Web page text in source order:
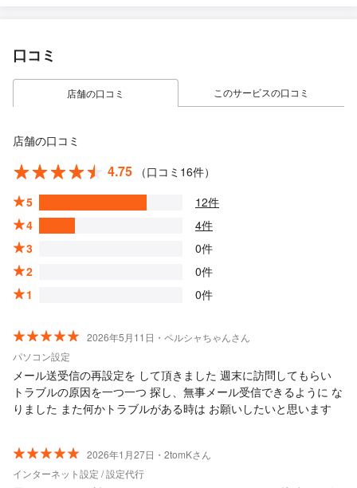
口コミ
店舗の口コミ このサービスの口コミ
店舗の口コミ
4.75
（口コミ16件）
5
12件
4
4件
3
0件
2
0件
1
0件
2026年5月11日・ペルシャちゃんさん
パソコン設定
メール送受信の再設定を して頂きました 週末に訪問してもらい
トラブルの原因を一つ一つ 探し、無事メール受信できるように な
りました また何かトラブルがある時は お願いしたいと思います
2026年1月27日・2tomKさん
インターネット設定 / 設定代行